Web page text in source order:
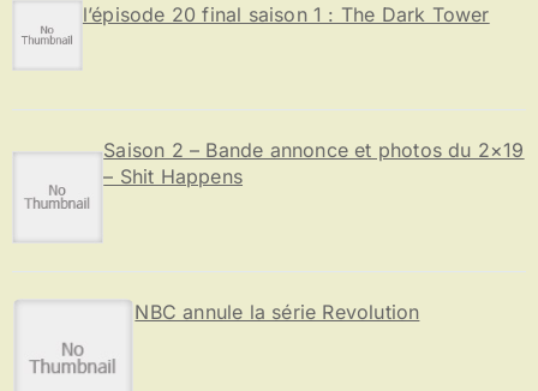
r
l’épisode 20 final saison 1 : The Dark Tower
Saison 2 – Bande annonce et photos du 2×19
– Shit Happens
NBC annule la série Revolution